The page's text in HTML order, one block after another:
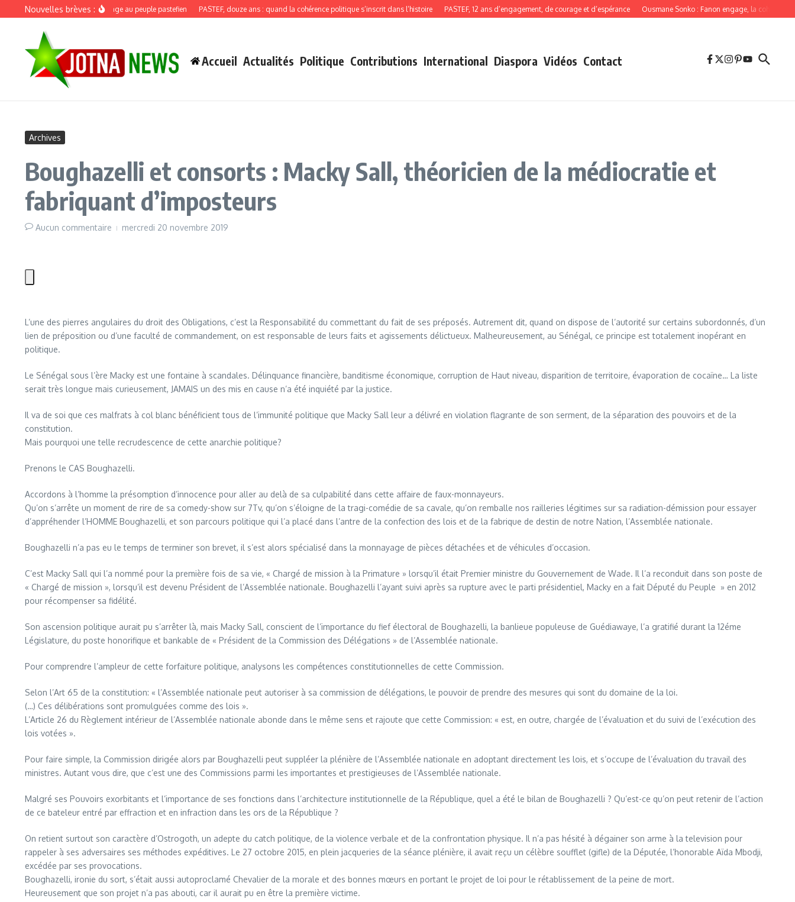
Aller au contenu
Nouvelles brèves :
Discours de recadrage au peuple pastefien PASTEF, douze ans : quand la cohérence politique s’inscrit dans l’histoire PASTEF, 12 ans d’engagement, de courage et d’espérance Ousmane Sonko : Fanon engage, la cohérence
Accueil Actualités Politique Contributions International Diaspora Vidéos Contact
Archives
Boughazelli et consorts : Macky Sall, théoricien de la médiocratie et
fabriquant d’imposteurs
Aucun commentaire mercredi 20 novembre 2019
L’une des pierres angulaires du droit des Obligations, c’est la Responsabilité du commettant du fait de ses préposés. Autrement dit, quand on dispose de l’autorité sur certains subordonnés, d’un
lien de préposition ou d’une faculté de commandement, on est responsable de leurs faits et agissements délictueux. Malheureusement, au Sénégal, ce principe est totalement inopérant en
politique.
Le Sénégal sous l’ère Macky est une fontaine à scandales. Délinquance financière, banditisme économique, corruption de Haut niveau, disparition de territoire, évaporation de cocaïne… La liste
serait très longue mais curieusement, JAMAIS un des mis en cause n’a été inquiété par la justice.
Il va de soi que ces malfrats à col blanc bénéficient tous de l’immunité politique que Macky Sall leur a délivré en violation flagrante de son serment, de la séparation des pouvoirs et de la
constitution.
Mais pourquoi une telle recrudescence de cette anarchie politique?
Prenons le CAS Boughazelli.
Accordons à l’homme la présomption d’innocence pour aller au delà de sa culpabilité dans cette affaire de faux-monnayeurs.
Qu’on s’arrête un moment de rire de sa comedy-show sur 7Tv, qu’on s’éloigne de la tragi-comédie de sa cavale, qu’on remballe nos railleries légitimes sur sa radiation-démission pour essayer
d’appréhender l’HOMME Boughazelli, et son parcours politique qui l’a placé dans l’antre de la confection des lois et de la fabrique de destin de notre Nation, l’Assemblée nationale.
Boughazelli n’a pas eu le temps de terminer son brevet, il s’est alors spécialisé dans la monnayage de pièces détachées et de véhicules d’occasion.
C’est Macky Sall qui l’a nommé pour la première fois de sa vie, « Chargé de mission à la Primature » lorsqu’il était Premier ministre du Gouvernement de Wade. Il l’a reconduit dans son poste de
« Chargé de mission », lorsqu’il est devenu Président de l’Assemblée nationale. Boughazelli l’ayant suivi après sa rupture avec le parti présidentiel, Macky en a fait Député du Peuple » en 2012
pour récompenser sa fidélité.
Son ascension politique aurait pu s’arrêter là, mais Macky Sall, conscient de l’importance du fief électoral de Boughazelli, la banlieue populeuse de Guédiawaye, l’a gratifié durant la 12éme
Législature, du poste honorifique et bankable de « Président de la Commission des Délégations » de l’Assemblée nationale.
Pour comprendre l’ampleur de cette forfaiture politique, analysons les compétences constitutionnelles de cette Commission.
Selon l’Art 65 de la constitution: « l’Assemblée nationale peut autoriser à sa commission de délégations, le pouvoir de prendre des mesures qui sont du domaine de la loi.
(…) Ces délibérations sont promulguées comme des lois ».
L’Article 26 du Règlement intérieur de l’Assemblée nationale abonde dans le même sens et rajoute que cette Commission: « est, en outre, chargée de l’évaluation et du suivi de l’exécution des
lois votées ».
Pour faire simple, la Commission dirigée alors par Boughazelli peut suppléer la plénière de l’Assemblée nationale en adoptant directement les lois, et s’occupe de l’évaluation du travail des
ministres. Autant vous dire, que c’est une des Commissions parmi les importantes et prestigieuses de l’Assemblée nationale.
Malgré ses Pouvoirs exorbitants et l’importance de ses fonctions dans l’architecture institutionnelle de la République, quel a été le bilan de Boughazelli ? Qu’est-ce qu’on peut retenir de l’action
de ce bateleur entré par effraction et en infraction dans les ors de la République ?
On retient surtout son caractère d’Ostrogoth, un adepte du catch politique, de la violence verbale et de la confrontation physique. Il n’a pas hésité à dégainer son arme à la television pour
rappeler à ses adversaires ses méthodes expéditives. Le 27 octobre 2015, en plein jacqueries de la séance plénière, il avait reçu un célèbre soufflet (gifle) de la Députée, l’honorable Aïda Mbodji,
excédée par ses provocations.
Boughazelli, ironie du sort, s’était aussi autoproclamé Chevalier de la morale et des bonnes mœurs en portant le projet de loi pour le rétablissement de la peine de mort.
Heureusement que son projet n’a pas abouti, car il aurait pu en être la première victime.